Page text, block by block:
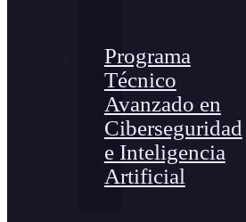
Programa
Técnico
Avanzado en
Ciberseguridad
e Inteligencia
Artificial